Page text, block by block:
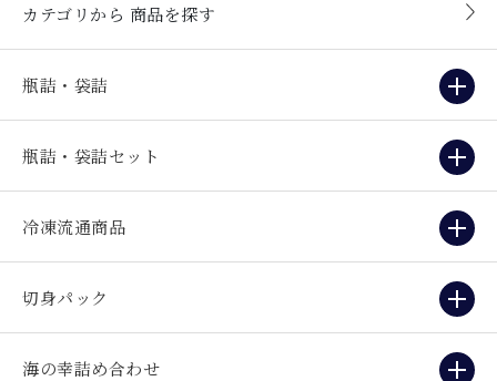
カテゴリから 商品を探す
瓶詰・袋詰
瓶詰・袋詰セット
冷凍流通商品
切身パック
海の幸詰め合わせ